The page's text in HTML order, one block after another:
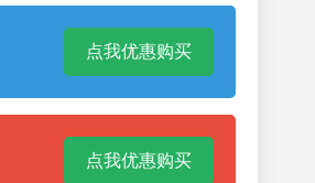
点我优惠购买
点我优惠购买